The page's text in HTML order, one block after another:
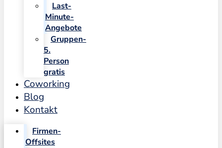
Last-
Minute-
Angebote
Gruppen-
5.
Person
gratis
Coworking
Blog
Kontakt
Firmen-
Offsites